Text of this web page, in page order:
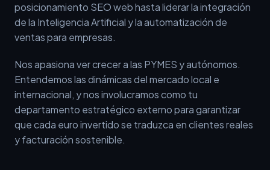
posicionamiento SEO web hasta liderar la integración
de la Inteligencia Artificial y la automatización de
ventas para empresas.
Nos apasiona ver crecer a las PYMES y autónomos.
Entendemos las dinámicas del mercado local e
internacional, y nos involucramos como tu
departamento estratégico externo para garantizar
que cada euro invertido se traduzca en clientes reales
y facturación sostenible.